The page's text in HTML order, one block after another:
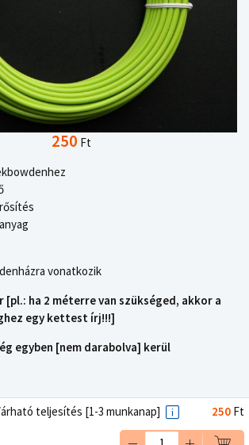
250 Ft
vonatkozik
[pl.: ha 2 méterre van szükséged, akkor a
egy kettest írj!!!]
egyben [nem darabolva] kerül
teljesítés [1-3 munkanap] 250 Ft